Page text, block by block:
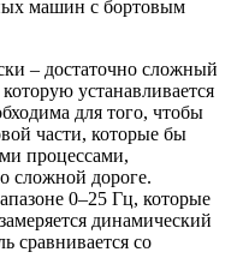
машин с бортовым
– достаточно сложный
устанавливается
для того, чтобы
части, которые бы
процессами,
сложной дороге.
0–25 Гц, которые
динамический
сравнивается со